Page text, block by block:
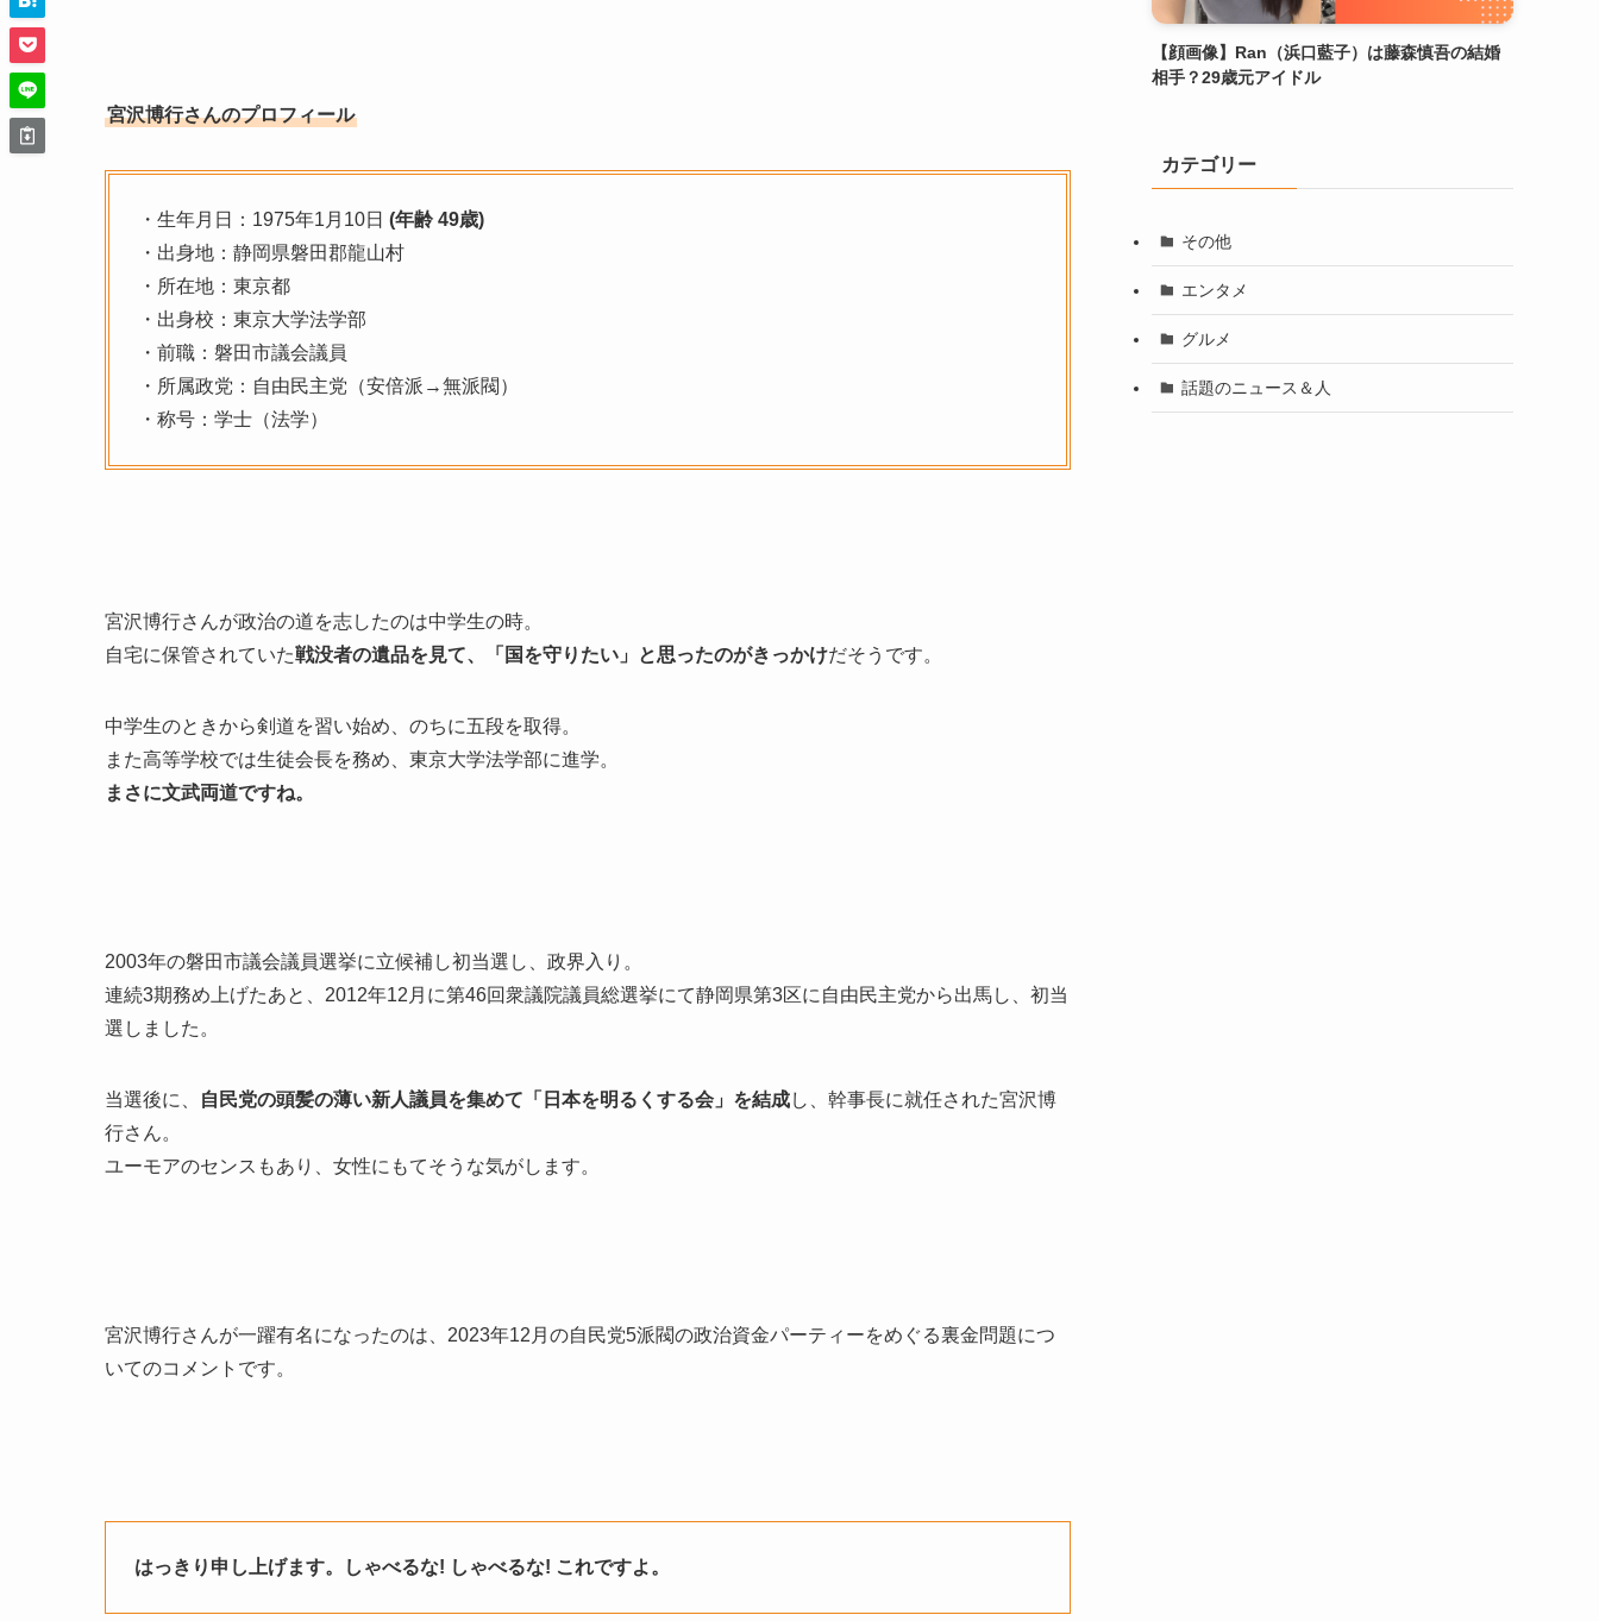
宮沢博行さんのプロフィール
・生年月日：1975年1月10日 (年齢 49歳)
・出身地：静岡県磐田郡龍山村
・所在地：東京都
・出身校：東京大学法学部
・前職：磐田市議会議員
・所属政党：自由民主党（安倍派→無派閥）
・称号：学士（法学）
宮沢博行さんが政治の道を志したのは中学生の時。
自宅に保管されていた戦没者の遺品を見て、「国を守りたい」と思ったのがきっかけだそうです。
中学生のときから剣道を習い始め、のちに五段を取得。
また高等学校では生徒会長を務め、東京大学法学部に進学。
まさに文武両道ですね。
2003年の磐田市議会議員選挙に立候補し初当選し、政界入り。
連続3期務め上げたあと、2012年12月に第46回衆議院議員総選挙にて静岡県第3区に自由民主党から出馬し、初当
選しました。
当選後に、 自民党の頭髪の薄い新人議員を集めて「日本を明るくする会」を結成し、幹事長に就任された宮沢博
行さん。
ユーモアのセンスもあり、女性にもてそうな気がします。
宮沢博行さんが一躍有名になったのは、2023年12月の自民党5派閥の政治資金パーティーをめぐる裏金問題につ
いてのコメントです。
はっきり申し上げます。しゃべるな! しゃべるな! これですよ。
【顔画像】Ran（浜口藍子）は藤森慎吾の結婚
相手？29歳元アイドル
カテゴリー
その他
エンタメ
グルメ
話題のニュース＆人